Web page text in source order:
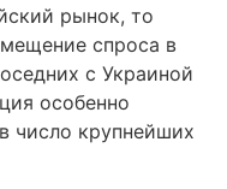
рынок, то
спроса в
с Украиной
особенно
число крупнейших